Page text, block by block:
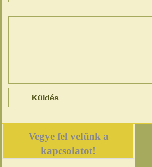
Vegye fel velünk a
kapcsolatot!